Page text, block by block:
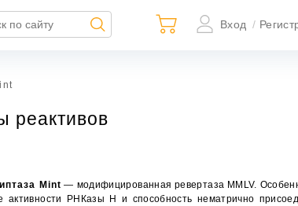
Вход /
реактивов
Mint — модифицированная ревертаза MMLV.
активности РНКазы H и способность нематрично